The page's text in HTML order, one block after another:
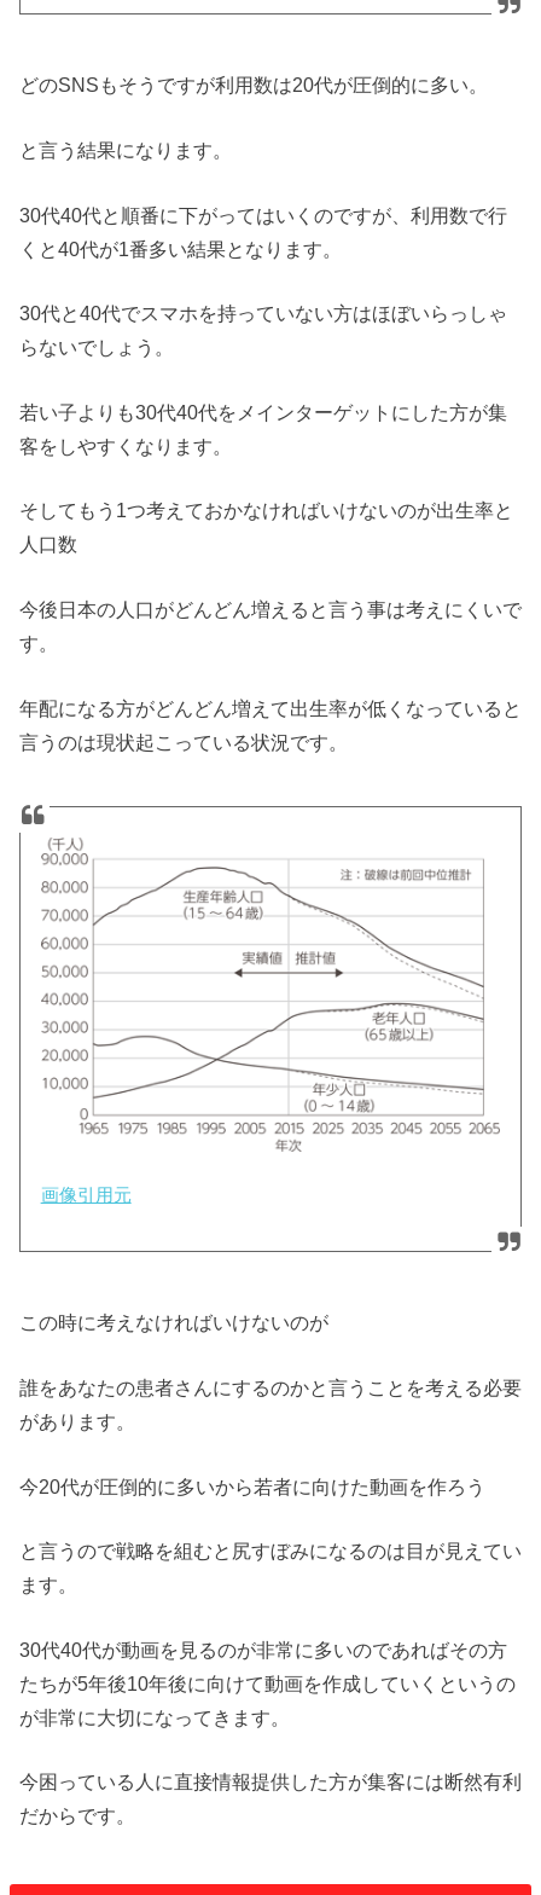
どのSNSもそうですが利用数は20代が圧倒的に多い。
と言う結果になります。
30代40代と順番に下がってはいくのですが、利用数で行
くと40代が1番多い結果となります。
30代と40代でスマホを持っていない方はほぼいらっしゃ
らないでしょう。
若い子よりも30代40代をメインターゲットにした方が集
客をしやすくなります。
そしてもう1つ考えておかなければいけないのが出生率と
人口数
今後日本の人口がどんどん増えると言う事は考えにくいで
す。
年配になる方がどんどん増えて出生率が低くなっていると
言うのは現状起こっている状況です。
画像引用元
この時に考えなければいけないのが
誰をあなたの患者さんにするのかと言うことを考える必要
があります。
今20代が圧倒的に多いから若者に向けた動画を作ろう
と言うので戦略を組むと尻すぼみになるのは目が見えてい
ます。
30代40代が動画を見るのが非常に多いのであればその方
たちが5年後10年後に向けて動画を作成していくというの
が非常に大切になってきます。
今困っている人に直接情報提供した方が集客には断然有利
だからです。